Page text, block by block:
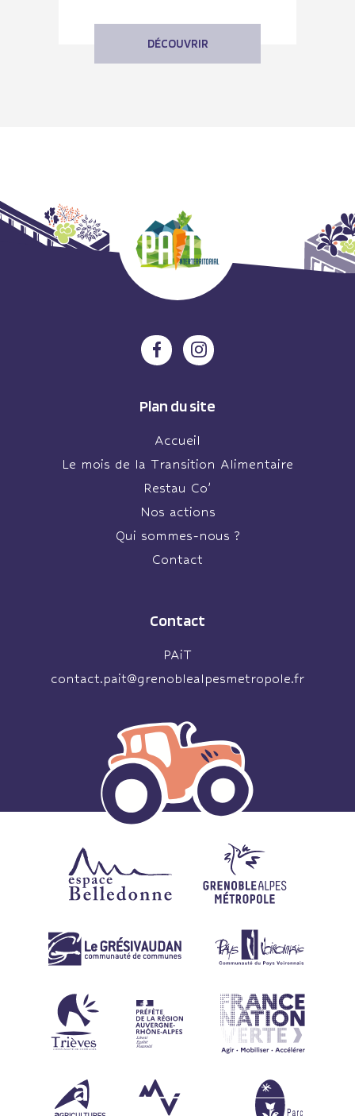
DÉCOUVRIR
Plan du site
Accueil
Le mois de la Transition Alimentaire
Restau Co’
Nos actions
Qui sommes-nous ?
Contact
Contact
PAiT
contact.pait@grenoblealpesmetropole.fr